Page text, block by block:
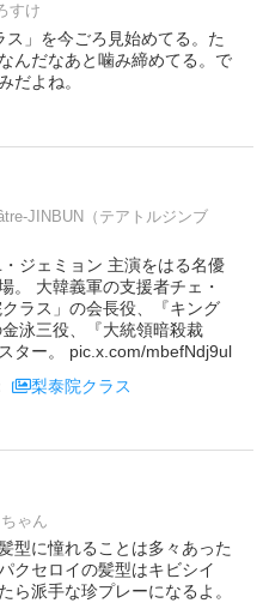
すけ
」を今ごろ見始めてる。た
んだなあと噛み締めてる。で
だよね。
JINBUN（テアトルジンブ
ジェミョン 主演をはる名優
。 大韓義軍の支援者チェ・
ラス」の会長役、『キング
泳三役、『大統領暗殺裁
ター。 pic.x.com/mbefNdj9ul
梨泰院クラス
ゃん
型に憧れることは多々あった
クセロイの髪型はキビシイ
ら派手な珍プレーになるよ。